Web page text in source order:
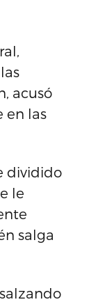
acusó
en las
dividido
le
salga